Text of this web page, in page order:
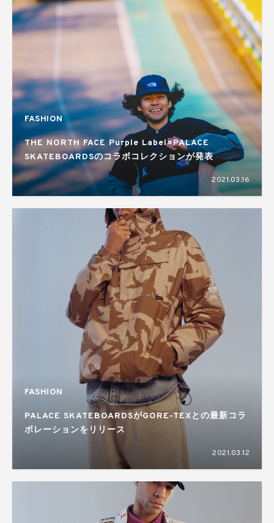
FASHION
THE NORTH FACE Purple Label×PALACE
SKATEBOARDSのコラボコレクションが発表
2021.03.16
FASHION
PALACE SKATEBOARDSがGORE-TEXとの最新コラ
ボレーションをリリース
2021.03.12